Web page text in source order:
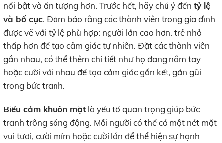
nổi bật và ấn tượng hơn. Trước hết, hãy chú ý đến tỷ lệ
và bố cục. Đảm bảo rằng các thành viên trong gia đình
được vẽ với tỷ lệ phù hợp; người lớn cao hơn, trẻ nhỏ
thấp hơn để tạo cảm giác tự nhiên. Đặt các thành viên
gần nhau, có thể thêm chi tiết như họ đang nắm tay
hoặc cười với nhau để tạo cảm giác gắn kết, gần gũi
trong bức tranh.
Biểu cảm khuôn mặtlà yếu tố quan trọng giúp bức
tranh trông sống động. Mỗi người có thể có một nét mặt
vui tươi, cười mỉm hoặc cười lớn để thể hiện sự hạnh